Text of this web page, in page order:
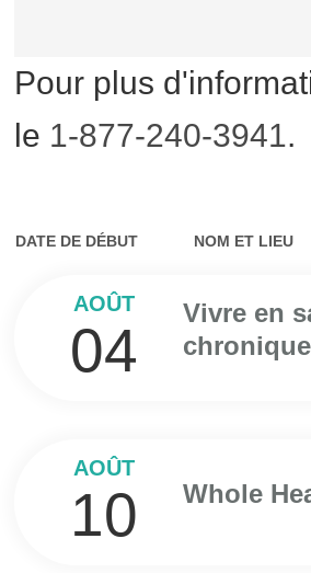
Pour plus
le 1-877-240-3941.
DATE DE DÉBUT NOM ET LIEU
AOÛT
04
Vivre en
AOÛT
10 Whole